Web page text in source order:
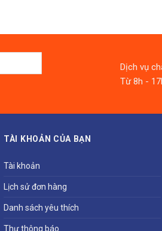
Dịch vụ
Từ 8h -
TÀI KHOẢN CỦA BẠN
Tài khoản
Lịch sử đơn hàng
Danh sách yêu thích
Thư thông báo